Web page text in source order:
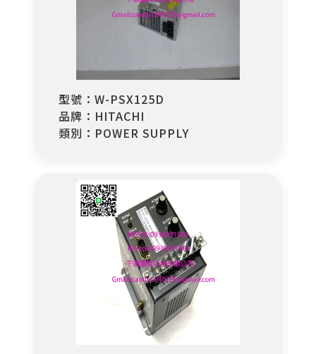
型號：W-PSX125D
品牌：HITACHI
類別：POWER SUPPLY